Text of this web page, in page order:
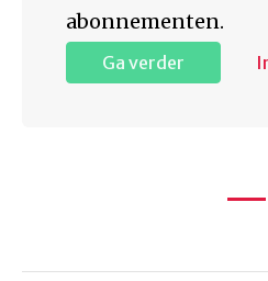
abonnementen.
Ga verder